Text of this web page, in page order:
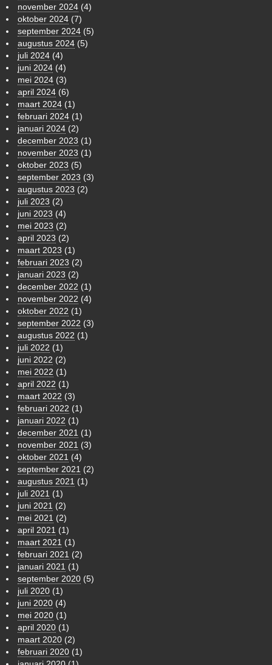
november 2024 (4)
oktober 2024 (7)
september 2024 (5)
augustus 2024 (5)
juli 2024 (4)
juni 2024 (4)
mei 2024 (3)
april 2024 (6)
maart 2024 (1)
februari 2024 (1)
januari 2024 (2)
december 2023 (1)
november 2023 (1)
oktober 2023 (5)
september 2023 (3)
augustus 2023 (2)
juli 2023 (2)
juni 2023 (4)
mei 2023 (2)
april 2023 (2)
maart 2023 (1)
februari 2023 (2)
januari 2023 (2)
december 2022 (1)
november 2022 (4)
oktober 2022 (1)
september 2022 (3)
augustus 2022 (1)
juli 2022 (1)
juni 2022 (2)
mei 2022 (1)
april 2022 (1)
maart 2022 (3)
februari 2022 (1)
januari 2022 (1)
december 2021 (1)
november 2021 (3)
oktober 2021 (4)
september 2021 (2)
augustus 2021 (1)
juli 2021 (1)
juni 2021 (2)
mei 2021 (2)
april 2021 (1)
maart 2021 (1)
februari 2021 (2)
januari 2021 (1)
september 2020 (5)
juli 2020 (1)
juni 2020 (4)
mei 2020 (1)
april 2020 (1)
maart 2020 (2)
februari 2020 (1)